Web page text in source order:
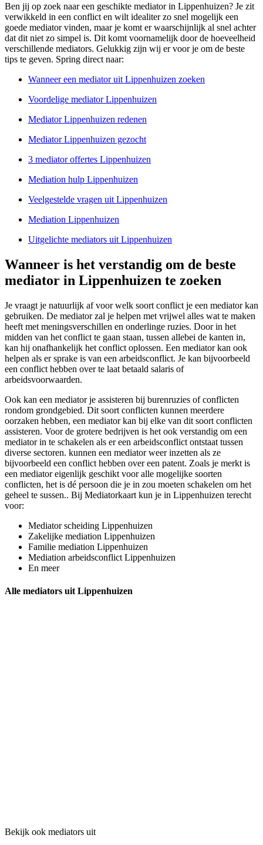
Ben jij op zoek naar een geschikte mediator in Lippenhuizen? Je zit
verwikkeld in een conflict en wilt idealiter zo snel mogelijk een
goede mediator vinden, maar je komt er waarschijnlijk al snel achter
dat dit niet zo simpel is. Dit komt voornamelijk door de hoeveelheid
verschillende mediators. Gelukkig zijn wij er voor je om de beste
tips te geven. Spring direct naar:
Wanneer een mediator uit Lippenhuizen zoeken
Voordelige mediator Lippenhuizen
Mediator Lippenhuizen redenen
Mediator Lippenhuizen gezocht
3 mediator offertes Lippenhuizen
Mediation hulp Lippenhuizen
Veelgestelde vragen uit Lippenhuizen
Mediation Lippenhuizen
Uitgelichte mediators uit Lippenhuizen
Wanneer is het verstandig om de beste
mediator in Lippenhuizen te zoeken
Je vraagt je natuurlijk af voor welk soort conflict je een mediator kan
gebruiken. De mediator zal je helpen met vrijwel alles wat te maken
heeft met meningsverschillen en onderlinge ruzies. Door in het
midden van het conflict te gaan staan, tussen allebei de kanten in,
kan hij onafhankelijk het conflict oplossen. Een mediator kan ook
helpen als er sprake is van een arbeidsconflict. Je kan bijvoorbeeld
een conflict hebben over te laat betaald salaris of
arbeidsvoorwaarden.
Ook kan een mediator je assisteren bij burenruzies of conflicten
rondom grondgebied. Dit soort conflicten kunnen meerdere
oorzaken hebben, een mediator kan bij elke van dit soort conflicten
assisteren. Voor de grotere bedrijven is het ook verstandig om een
mediator in te schakelen als er een arbeidsconflict ontstaat tussen
diverse sectoren. kunnen een mediator weer inzetten als ze
bijvoorbeeld een conflict hebben over een patent. Zoals je merkt is
een mediator eigenlijk geschikt voor alle mogelijke soorten
conflicten, het is dé persoon die je in zou moeten schakelen om het
geheel te sussen.. Bij Mediatorkaart kun je in Lippenhuizen terecht
voor:
Mediator scheiding Lippenhuizen
Zakelijke mediation Lippenhuizen
Familie mediation Lippenhuizen
Mediation arbeidsconflict Lippenhuizen
En meer
Alle mediators uit Lippenhuizen
Bekijk ook mediators uit